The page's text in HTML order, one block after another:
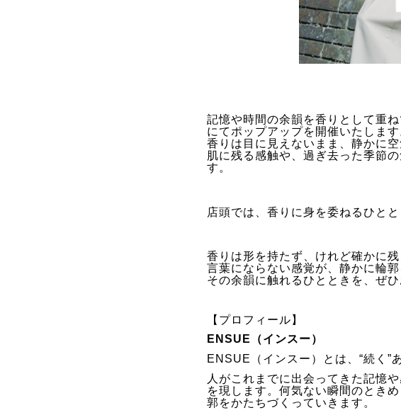
記憶や時間の余韻を香りとして重
にてポップアップを開催いたします
香りは目に見えないまま、静かに
肌に残る感触や、過ぎ去った季節
す。
店頭では、香りに身を委ねるひとと
香りは形を持たず、けれど確かに残
言葉にならない感覚が、静かに輪郭
その余韻に触れるひとときを、ぜひ
【プロフィール】
ENSUE（インスー）
ENSUE（インスー）とは、“続く”
人がこれまでに出会ってきた記憶
を現します。何気ない瞬間のとき
郭をかたちづくっていきます。